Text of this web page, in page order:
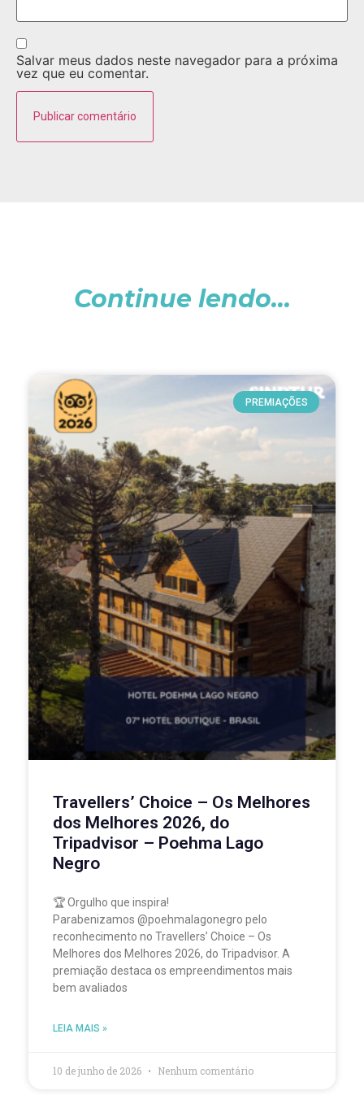
Salvar meus dados neste navegador para a próxima
vez que eu comentar.
Continue lendo...
PREMIAÇÕES
Travellers’ Choice – Os Melhores
dos Melhores 2026, do
Tripadvisor – Poehma Lago
Negro
🏆 Orgulho que inspira!
Parabenizamos @poehmalagonegro pelo
reconhecimento no Travellers’ Choice – Os
Melhores dos Melhores 2026, do Tripadvisor. A
premiação destaca os empreendimentos mais
bem avaliados
LEIA MAIS »
10 de junho de 2026 Nenhum comentário